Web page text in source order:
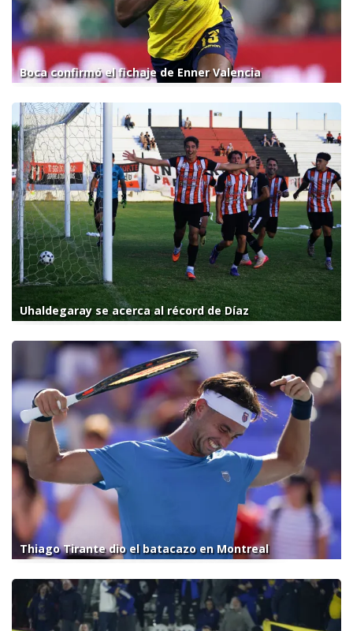
Boca confirmó el fichaje de Enner Valencia
Uhaldegaray se acerca al récord de Díaz
Thiago Tirante dio el batacazo en Montreal